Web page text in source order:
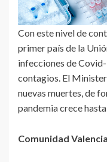
Con este nivel de
primer país de la
infecciones de
contagios. El
nuevas muertes, de
pandemia crece
Comunidad